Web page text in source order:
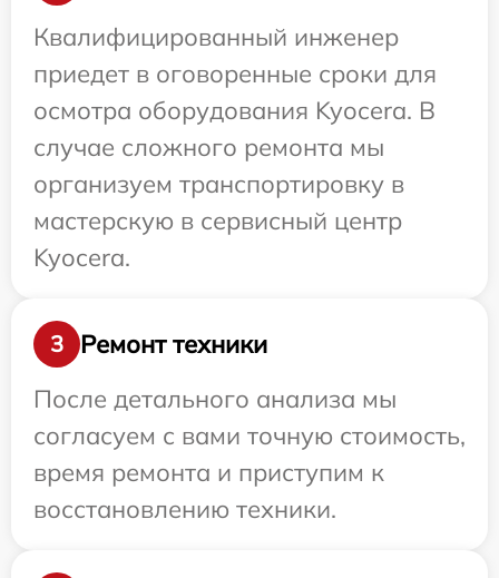
Квалифицированный инженер
приедет в оговоренные сроки для
осмотра оборудования Kyocera. В
случае сложного ремонта мы
организуем транспортировку в
мастерскую в сервисный центр
Kyocera.
3
Ремонт техники
После детального анализа мы
согласуем с вами точную стоимость,
время ремонта и приступим к
восстановлению техники.